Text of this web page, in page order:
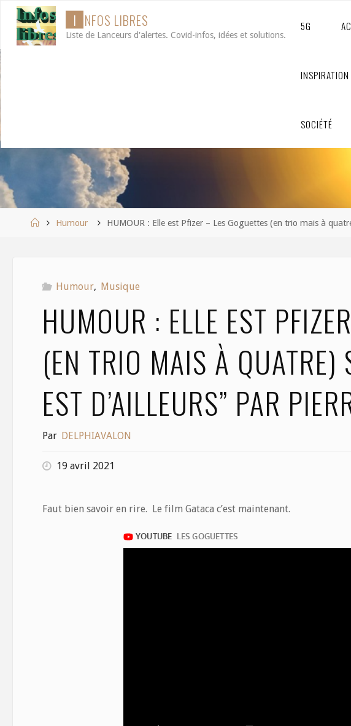
Aller
contenu
I NFOS L IBRES
Liste de Lanceurs d'alertes. Covid-infos, idées et solutions.
5G
INSPIRATION
SOCIÉTÉ
AccueilHumour HUMOUR : Elle est Pfizer – Les Goguettes (en trio mais à
Humour, Musique
HUMOUR : ELLE EST
(EN TRIO MAIS À QUATRE)
EST D’AILLEURS” PAR
Par DELPHIAVALON
19 avril 2021
Faut bien savoir en rire. Le film Gataca c’est maintenant.